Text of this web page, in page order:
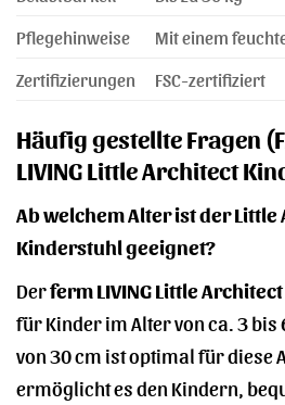
Pflegehinweise
Mit einem
Zertifizierungen
FSC-zertifiziert
Häufig gestellte Fragen
LIVING Little Architect
Ab welchem Alter ist der Little
Kinderstuhl geeignet?
Derferm LIVING Little
für Kinder im Alter von ca. 3 bis
von 30 cm ist optimal für diese
ermöglicht es den Kindern,